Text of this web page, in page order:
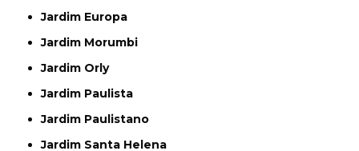
Jardim Europa
Jardim Morumbi
Jardim Orly
Jardim Paulista
Jardim Paulistano
Jardim Santa Helena